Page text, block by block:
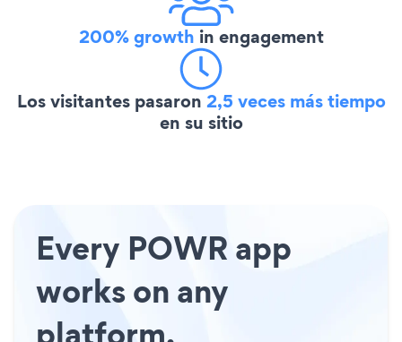
200% growth in engagement
Los visitantes pasaron 2,5 veces más tiempo
en su sitio
Every POWR app
works on any